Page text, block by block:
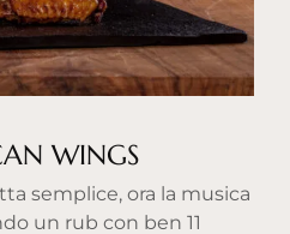
WINGS
semplice, ora la musica
un rub con ben 11